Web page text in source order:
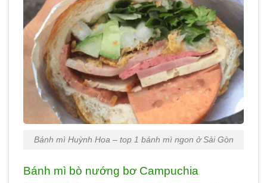
Bánh mì Huỳnh Hoa – top 1 bánh mì ngon ở Sài Gòn
Bánh mì bò nướng bơ Campuchia